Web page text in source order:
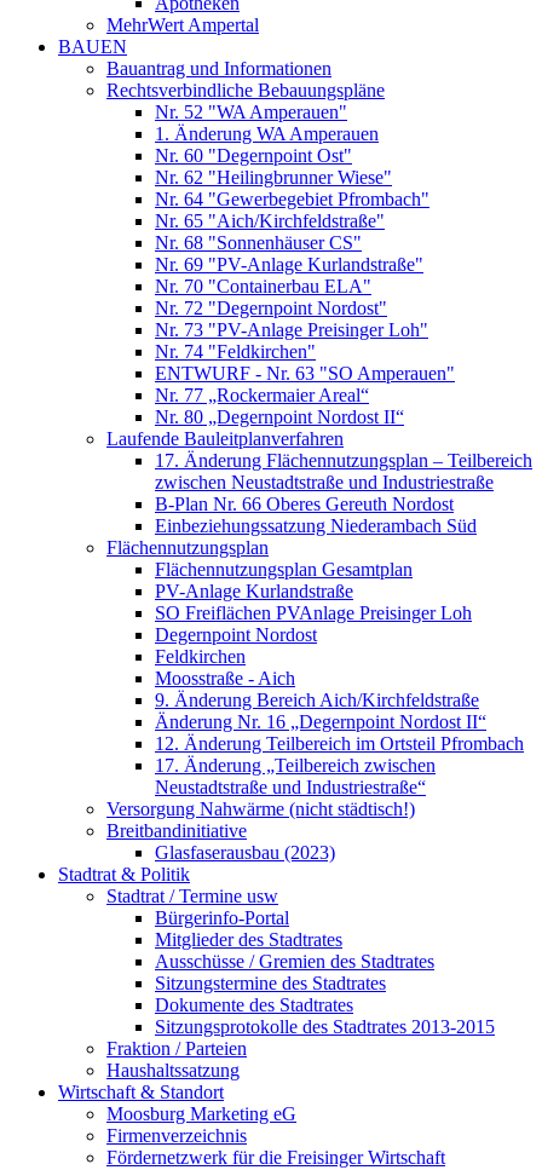
MehrWert Ampertal
BAUEN
Bauantrag und Informationen
Rechtsverbindliche Bebauungspläne
Nr. 52 "WA Amperauen"
1. Änderung WA Amperauen
Nr. 60 "Degernpoint Ost"
Nr. 62 "Heilingbrunner Wiese"
Nr. 64 "Gewerbegebiet Pfrombach"
Nr. 65 "Aich/Kirchfeldstraße"
Nr. 68 "Sonnenhäuser CS"
Nr. 69 "PV-Anlage Kurlandstraße"
Nr. 70 "Containerbau ELA"
Nr. 72 "Degernpoint Nordost"
Nr. 73 "PV-Anlage Preisinger Loh"
Nr. 74 "Feldkirchen"
ENTWURF - Nr. 63 "SO Amperauen"
Nr. 77 „Rockermaier Areal“
Nr. 80 „Degernpoint Nordost II“
Laufende Bauleitplanverfahren
17. Änderung Flächennutzungsplan – Teilbereich
zwischen Neustadtstraße und Industriestraße
B-Plan Nr. 66 Oberes Gereuth Nordost
Einbeziehungssatzung Niederambach Süd
Flächennutzungsplan
Flächennutzungsplan Gesamtplan
PV-Anlage Kurlandstraße
SO Freiflächen PV­Anlage Preisinger Loh
Degernpoint Nordost
Feldkirchen
Moosstraße - Aich
9. Änderung Bereich Aich/Kirchfeldstraße
Änderung Nr. 16 „Degernpoint Nordost II“
12. Änderung Teilbereich im Ortsteil Pfrombach
17. Änderung „Teilbereich zwischen
Neustadtstraße und Industriestraße“
Versorgung Nahwärme (nicht städtisch!)
Breitbandinitiative
Glasfaserausbau (2023)
Stadtrat & Politik
Stadtrat / Termine usw
Bürgerinfo-Portal
Mitglieder des Stadtrates
Ausschüsse / Gremien des Stadtrates
Sitzungstermine des Stadtrates
Dokumente des Stadtrates
Sitzungsprotokolle des Stadtrates 2013-2015
Fraktion / Parteien
Haushaltssatzung
Wirtschaft & Standort
Moosburg Marketing eG
Firmenverzeichnis
Fördernetzwerk für die Freisinger Wirtschaft